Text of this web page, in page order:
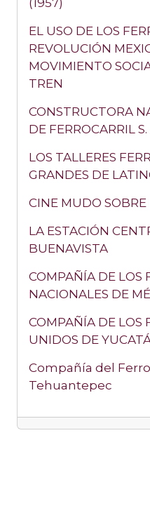
EL USO DE LOS
REVOLUCIÓN
MOVIMIENTO
TREN
CONSTRUCTORA
DE FERROCARRIL S.
LOS TALLERES
GRANDES DE
CINE MUDO SOBRE
LA ESTACIÓN
BUENAVISTA
COMPAÑÍA DE LOS
NACIONALES DE
COMPAÑÍA DE LOS
UNIDOS DE
Compañía del
Tehuantepec